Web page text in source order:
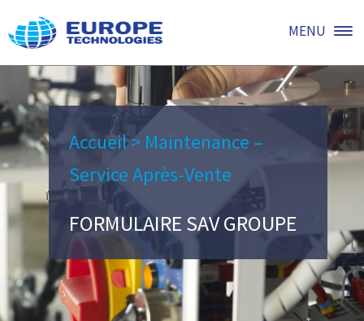
MENU
Accueil> Maintenance –
Service Après-Vente
FORMULAIRE SAV GROUPE